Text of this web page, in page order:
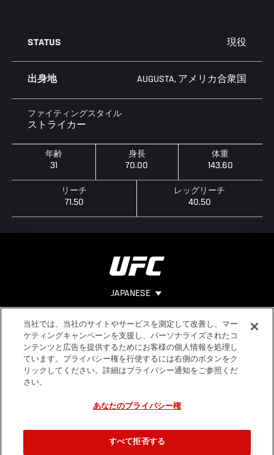
STATUS 現役
出身地 AUGUSTA, アメリカ合衆国
ファイティングスタイル
ストライカー
年齢
31
身長
70.00
体重
143.60
リーチ
71.50
レッグリーチ
40.50
JAPANESE
Footer ヘルプ
法的事項
利用規約
個人情報保
当社では、当社のサイトやサービスを測定して改善し、マー
ケティングキャンペーンを支援し、パーソナライズされたコ
ンテンツと広告を提供するためにお客様の個人情報を処理し
ています。プライバシー権を行使するには右側のボタンをク
リックしてください。詳細はプライバシー通知をご参照くだ
さい。
あなたのプライバシー権
すべて拒否する